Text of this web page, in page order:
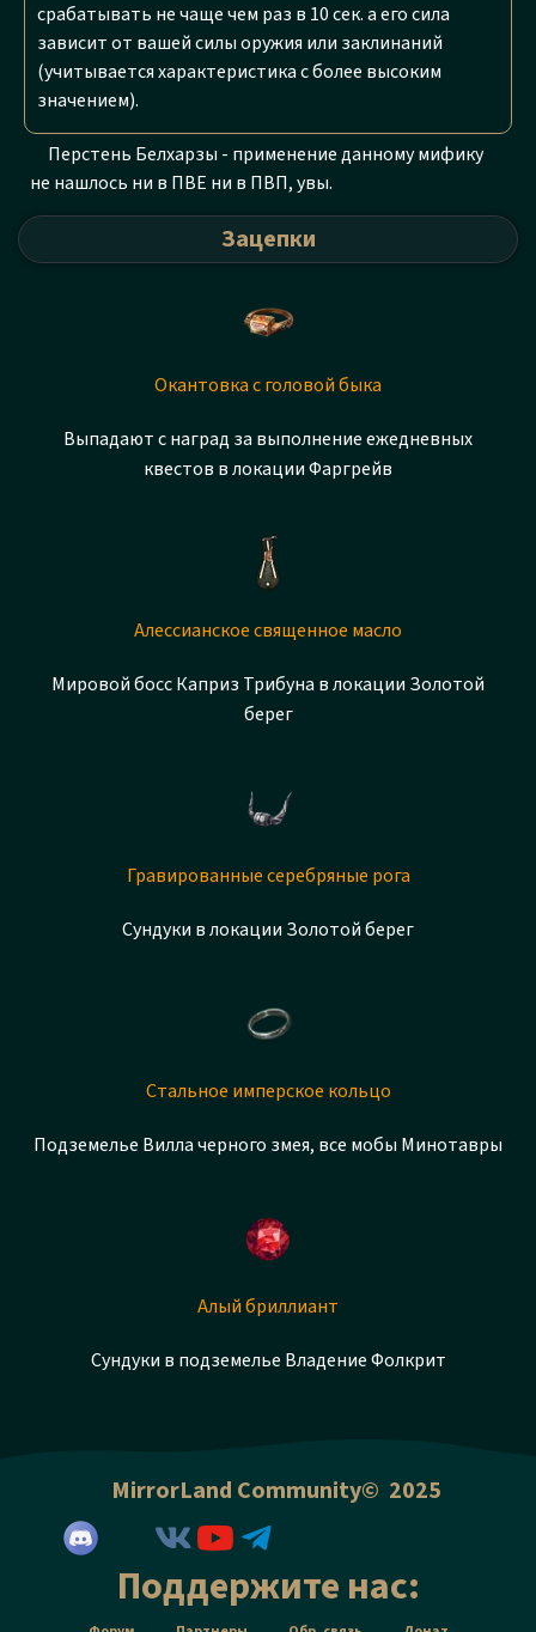
срабатывать не чаще чем раз в 10 сек. а его сила
зависит от вашей силы оружия или заклинаний
(учитывается характеристика с более высоким
значением).
Перстень Белхарзы - применение данному мифику
не нашлось ни в ПВЕ ни в ПВП, увы.
Зацепки
Окантовка с головой быка
Выпадают с наград за выполнение ежедневных
квестов в локации Фаргрейв
Алессианское священное масло
Мировой босс Каприз Трибуна в локации Золотой
берег
Гравированные серебряные рога
Сундуки в локации Золотой берег
Стальное имперское кольцо
Подземелье Вилла черного змея, все мобы Минотавры
Алый бриллиант
Сундуки в подземелье Владение Фолкрит
MirrorLand Community© 2025
Поддержите нас: